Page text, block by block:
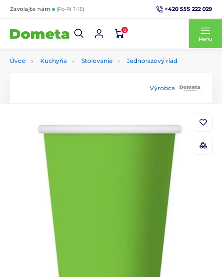
Zavolajte nám (Po-Pi 7-15) +420 555 222 029
0
Menu
Úvod Kuchyňa Stolovanie Jednorazový riad
Výrobca